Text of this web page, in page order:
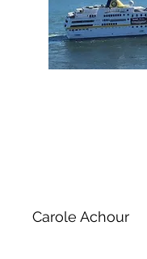
Carole Achour